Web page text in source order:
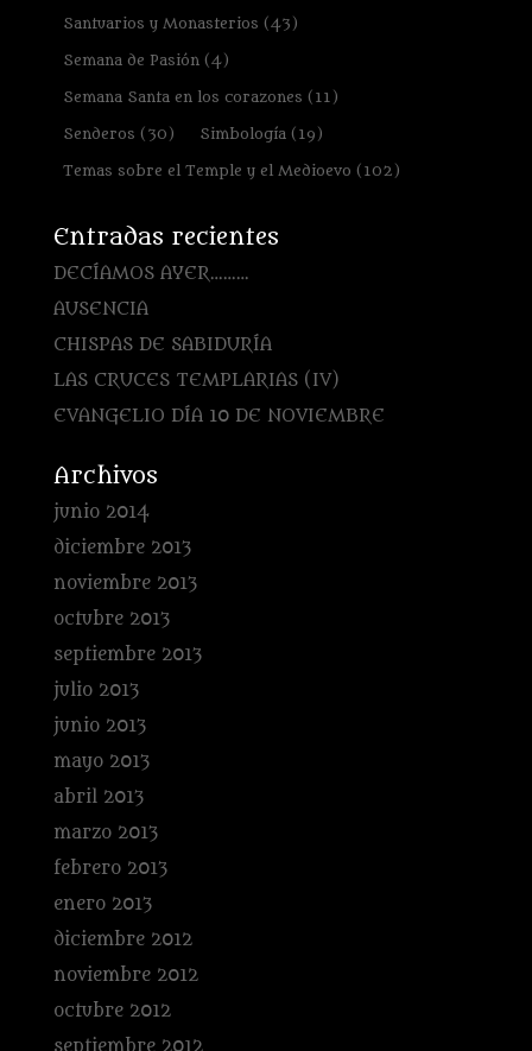
Santuarios y Monasterios (43)
Semana de Pasión (4)
Semana Santa en los corazones (11)
Senderos (30) Simbología (19)
Temas sobre el Temple y el Medioevo (102)
Entradas recientes
DECÍAMOS AYER………
AUSENCIA
CHISPAS DE SABIDURÍA
LAS CRUCES TEMPLARIAS (IV)
EVANGELIO DÍA 10 DE NOVIEMBRE
Archivos
junio 2014
diciembre 2013
noviembre 2013
octubre 2013
septiembre 2013
julio 2013
junio 2013
mayo 2013
abril 2013
marzo 2013
febrero 2013
enero 2013
diciembre 2012
noviembre 2012
octubre 2012
septiembre 2012